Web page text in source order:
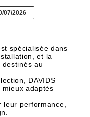
07/2026
spécialisée dans
et la
destinés au
DAVIDS
adaptés
leur performance,